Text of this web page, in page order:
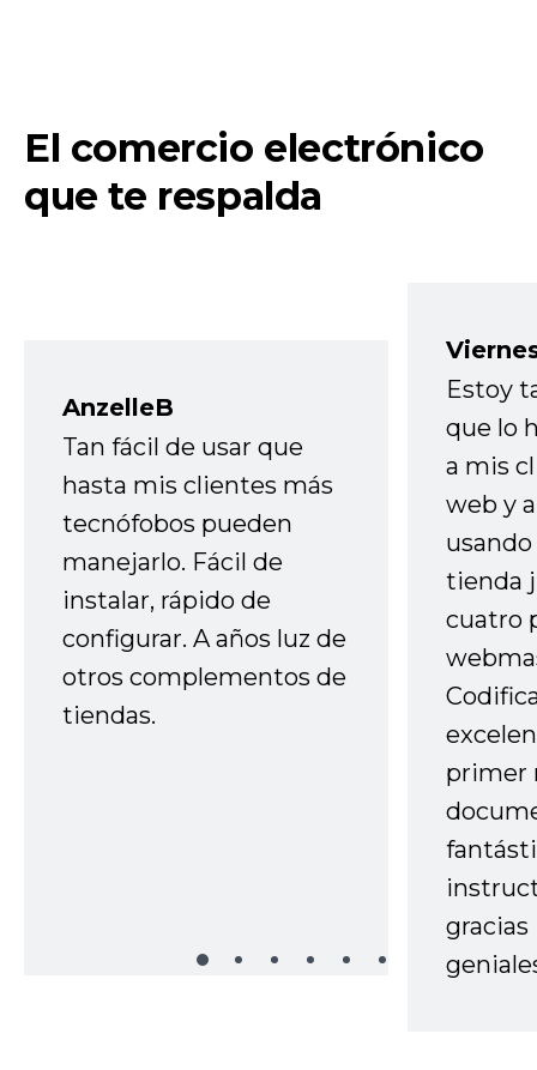
El comercio electrónico
que te respalda
AnzelleB
Tan fácil de usar que
hasta mis clientes más
tecnófobos pueden
manejarlo. Fácil de
instalar, rápido de
configurar. A años luz de
otros complementos de
tiendas.
Estoy
que lo
a mis
web y
tienda
cuatro
primer
gracias